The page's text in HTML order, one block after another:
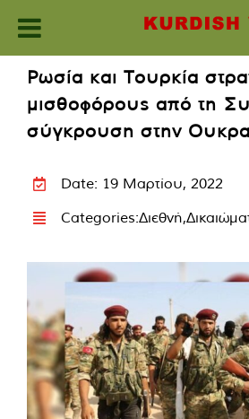
content
Ρωσία και Τουρκία
μισθοφόρους από τη
σύγκρουση στην
Date: 19 Μαρτίου, 2022
Categories:Διεθνή,